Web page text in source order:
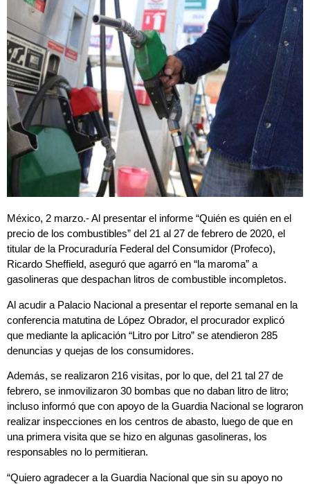
México, 2 marzo.- Al presentar el informe “Quién es quién en el
precio de los combustibles” del 21 al 27 de febrero de 2020, el
titular de la Procuraduría Federal del Consumidor (Profeco),
Ricardo Sheffield, aseguró que agarró en “la maroma” a
gasolineras que despachan litros de combustible incompletos.
Al acudir a Palacio Nacional a presentar el reporte semanal en la
conferencia matutina de López Obrador, el procurador explicó
que mediante la aplicación “Litro por Litro” se atendieron 285
denuncias y quejas de los consumidores.
Además, se realizaron 216 visitas, por lo que, del 21 tal 27 de
febrero, se inmovilizaron 30 bombas que no daban litro de litro;
incluso informó que con apoyo de la Guardia Nacional se lograron
realizar inspecciones en los centros de abasto, luego de que en
una primera visita que se hizo en algunas gasolineras, los
responsables no lo permitieran.
“Quiero agradecer a la Guardia Nacional que sin su apoyo no